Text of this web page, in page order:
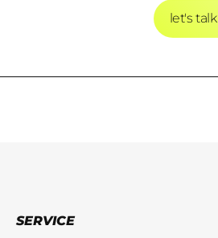
let's talk
let's talk
SERVICE